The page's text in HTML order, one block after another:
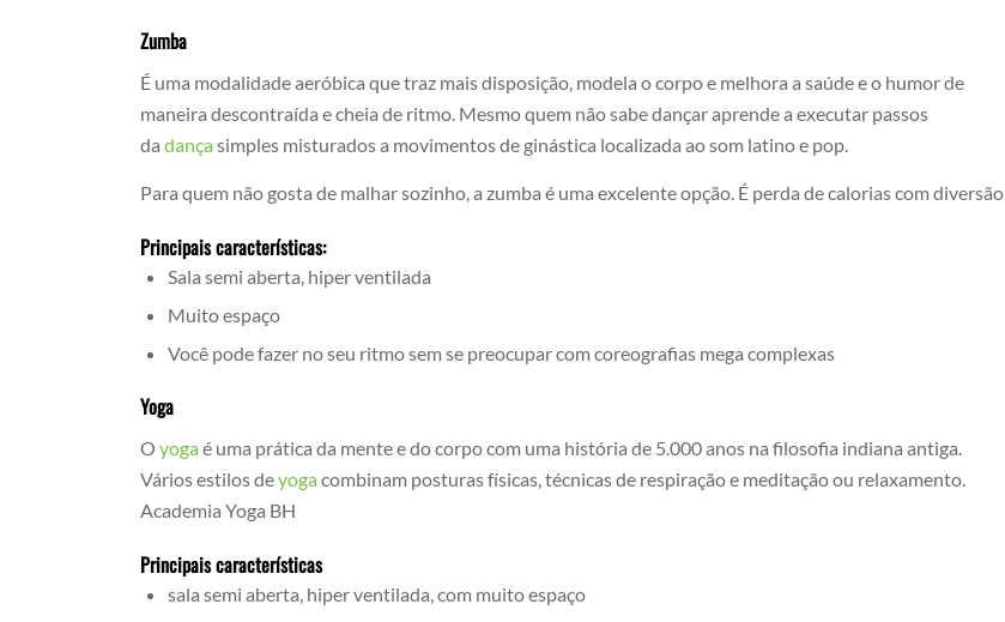
Zumba
É uma modalidade aeróbica que traz mais disposição, modela o corpo e melhora a saúde e o humor de
maneira descontraída e cheia de ritmo. Mesmo quem não sabe dançar aprende a executar passos
dadançasimples misturados a movimentos de ginástica localizada ao som latino e pop.
Para quem não gosta de malhar sozinho, a zumba é uma excelente opção. É perda de calorias com diversão
Principais características:
Sala semi aberta, hiper ventilada
Muito espaço
Você pode fazer no seu ritmo sem se preocupar com coreografias mega complexas
Yoga
Oyogaé uma prática da mente e do corpo com uma história de 5.000 anos na filosofia indiana antiga.
Vários estilos deyogacombinam posturas físicas, técnicas de respiração e meditação ou relaxamento.
Academia Yoga BH
Principais características
sala semi aberta, hiper ventilada, com muito espaço